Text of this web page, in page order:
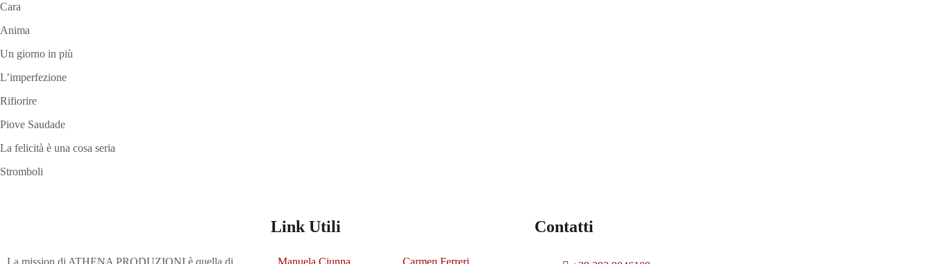
Cara
Anima
Un giorno in più
L’imperfezione
Rifiorire
Piove Saudade
La felicità è una cosa seria
Stromboli
Link Utili Contatti